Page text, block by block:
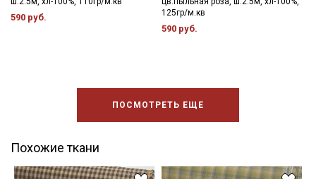
590 руб.
125гр/м.кв
590 руб.
ПОСМОТРЕТЬ ЕЩЕ
Похожие ткани